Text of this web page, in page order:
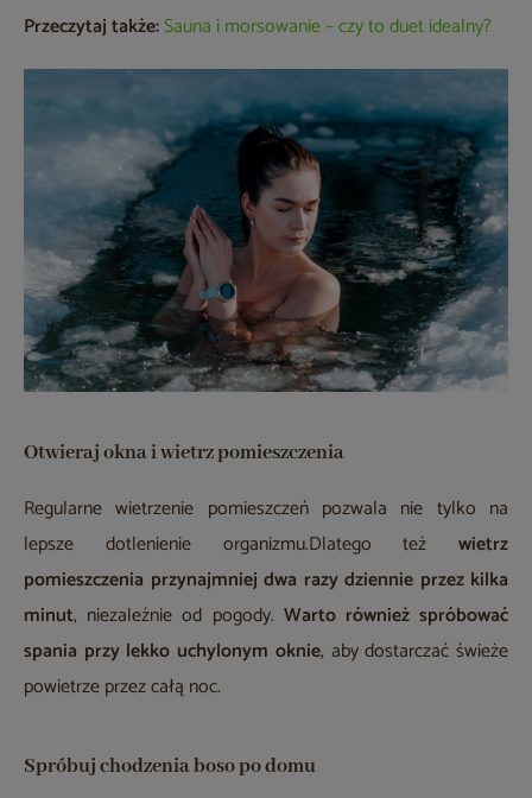
Przeczytaj także:Sauna i morsowanie – czy to duet idealny?
Otwieraj okna i wietrz pomieszczenia
Regularne wietrzenie pomieszczeń pozwala nie tylko na
lepsze dotlenienie organizmu.Dlatego też wietrz
pomieszczenia przynajmniej dwa razy dziennie przez kilka
minut, niezależnie od pogody. Warto również spróbować
spania przy lekko uchylonym oknie, aby dostarczać świeże
powietrze przez całą noc.
Spróbuj chodzenia boso po domu